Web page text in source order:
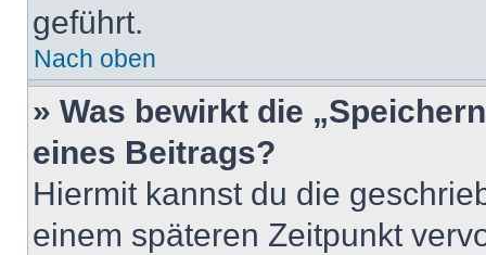
geführt.
Nach oben
» Was bewirkt die
eines Beitrags?
Hiermit kannst du die
einem späteren Zeitpunkt